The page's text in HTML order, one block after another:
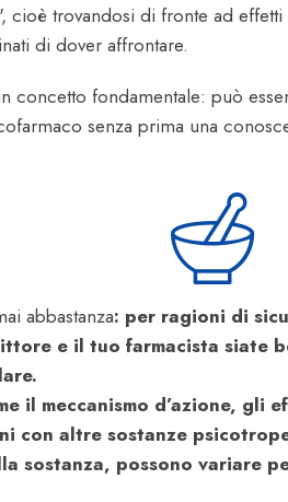
cioè trovandosi di fronte ad
di dover affrontare.
concetto fondamentale: può
senza prima una
abbastanza: per ragioni di
e il tuo farmacista siate
il meccanismo d’azione, gli
con altre sostanze
sostanza, possono variare